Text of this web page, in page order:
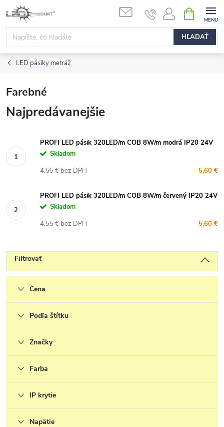
Prejsť
na
obsah
HĽADAŤ
KOŠÍK
LED pásiky metráž
Farebné
Najpredávanejšie
PROFI LED pásik 320LED/m COB 8W/m modrá IP20 24V
Skladom
5,60 €
4,55 € bez DPH
PROFI LED pásik 320LED/m COB 8W/m červený IP20 24V
Skladom
5,60 €
4,55 € bez DPH
Filtrovať
Cena
Podľa štítku
Značky
Farba
IP krytie
Napätie